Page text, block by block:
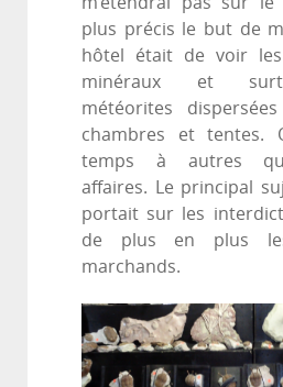
plus précis le but de
hôtel était de voir
minéraux et
météorites
chambres et tentes.
temps à autres
affaires. Le principal
portait sur les
de plus en plus
marchands.